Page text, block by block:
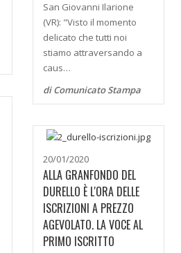
San Giovanni Ilarione
(VR): "Visto il momento
delicato che tutti noi
stiamo attraversando a
caus…
di Comunicato Stampa
20/01/2020
ALLA GRANFONDO DEL
DURELLO È L'ORA DELLE
ISCRIZIONI A PREZZO
AGEVOLATO. LA VOCE AL
PRIMO ISCRITTO